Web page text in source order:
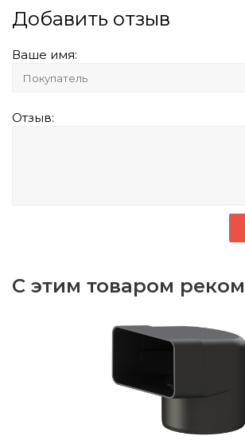
Добавить отзыв
Ваше имя:
Отзыв:
С этим товаром